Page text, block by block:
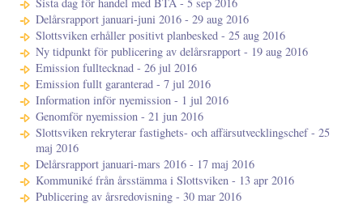
Delårsrapport januari-juni 2016 - 29 aug 2016
Slottsviken erhåller positivt planbesked - 25 aug 2016
Ny tidpunkt för publicering av delårsrapport - 19 aug 2016
Emission fulltecknad - 26 jul 2016
Emission fullt garanterad - 7 jul 2016
Information inför nyemission - 1 jul 2016
Genomför nyemission - 21 jun 2016
Slottsviken rekryterar fastighets- och affärsutvecklingschef - 25
maj 2016
Delårsrapport januari-mars 2016 - 17 maj 2016
Kommuniké från årsstämma i Slottsviken - 13 apr 2016
Publicering av årsredovisning - 30 mar 2016